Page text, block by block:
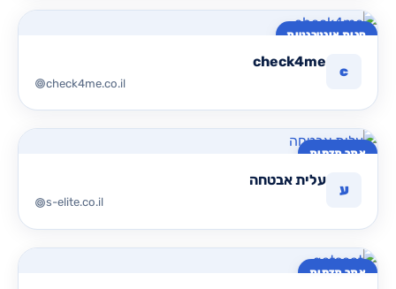
חנות אינטרנטית
c
check4me
check4me.co.il
אתר תדמית
ע
עלית אבטחה
s-elite.co.il
אתר תדמית